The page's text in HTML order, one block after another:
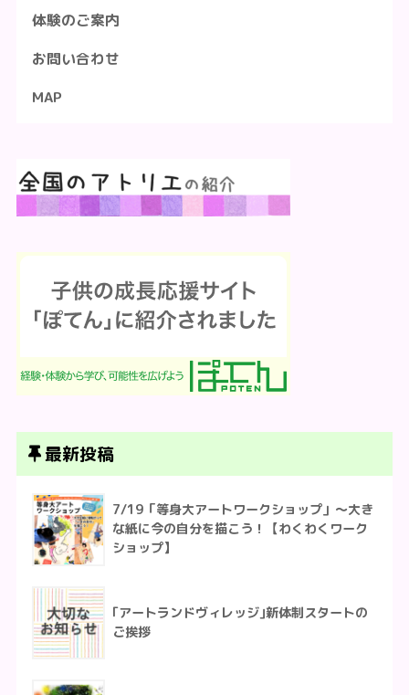
体験のご案内
お問い合わせ
MAP
最新投稿
7/19「等身大アートワークショップ」〜大き
な紙に今の自分を描こう！【わくわくワーク
ショップ】
｢アートランドヴィレッジ｣新体制スタートの
ご挨拶